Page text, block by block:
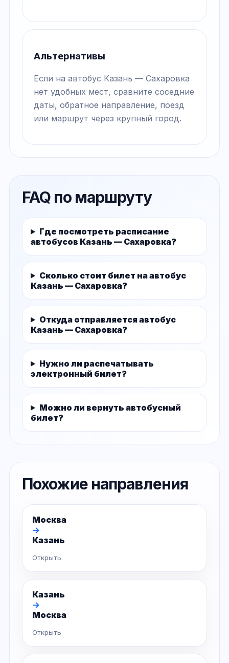
Альтернативы
Если на автобус Казань — Сахаровка
нет удобных мест, сравните соседние
даты, обратное направление, поезд
или маршрут через крупный город.
FAQ по маршруту
Где посмотреть расписание
автобусов Казань — Сахаровка?
Сколько стоит билет на автобус
Казань — Сахаровка?
Откуда отправляется автобус
Казань — Сахаровка?
Нужно ли распечатывать
электронный билет?
Можно ли вернуть автобусный
билет?
Похожие направления
Москва
→
Казань
Открыть
Казань
→
Москва
Открыть